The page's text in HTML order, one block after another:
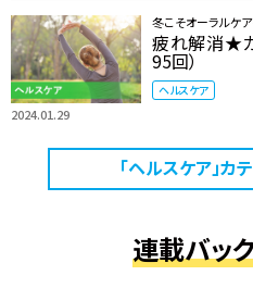
2024.01.29
冬こそオーラルケ
疲れ解消★カ
95回）
ヘルスケア
「ヘルスケア」カ
連載バッ